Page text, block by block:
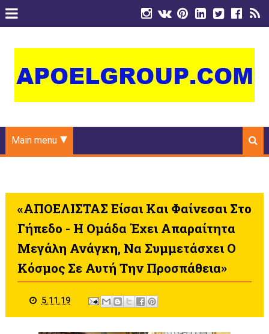
Main menu
«ΑΠΟΕΛΙΣΤΑΣ Είσαι Και Φαίνεσαι Στο
Γήπεδο - Η Ομάδα Έχει Απαραίτητα
Μεγάλη Ανάγκη, Να Συμμετάσχει Ο
Κόσμος Σε Αυτή Την Προσπάθεια»
5.11.19